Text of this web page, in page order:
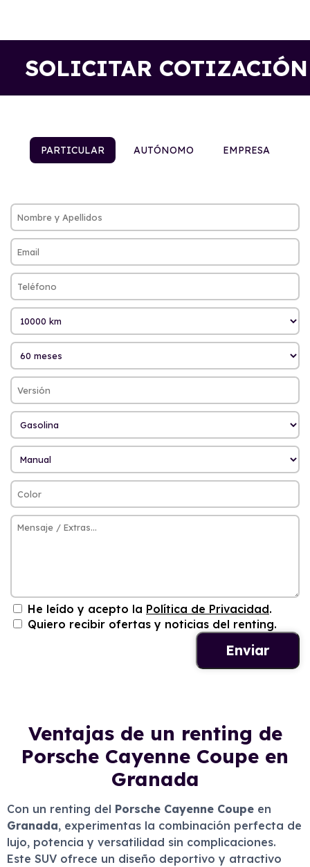
SOLICITAR COTIZACIÓN
PARTICULAR AUTÓNOMO EMPRESA
He leído y acepto la Política de Privacidad.
Quiero recibir ofertas y noticias del renting.
Ventajas de un renting de
Porsche Cayenne Coupe en
Granada
Con un renting del Porsche Cayenne Coupe en
Granada, experimentas la combinación perfecta de
lujo, potencia y versatilidad sin complicaciones.
Este SUV ofrece un diseño deportivo y atractivo